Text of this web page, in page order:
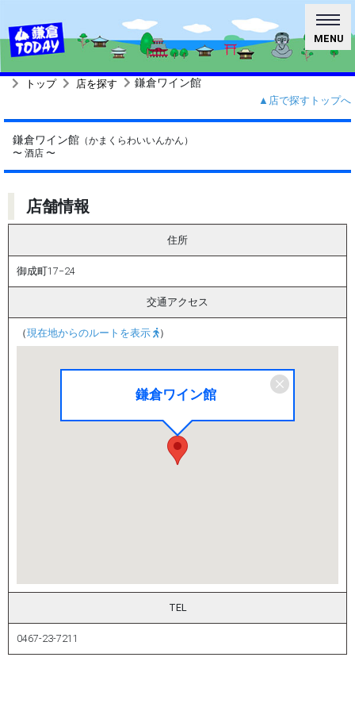
MENU
トップ 店を探す 鎌倉ワイン館
▲店で探すトップへ
鎌倉ワイン館 （かまくらわいいんかん）
〜 酒店 〜
店舗情報
住所
御成町17−24
交通アクセス
（現在地からのルートを表示 ）
鎌倉ワイン館
TEL
0467-23-7211